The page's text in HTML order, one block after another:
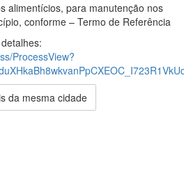
alimentícios, para manutenção nos
conforme – Termo de Referência
ProcessView?
da mesma cidade